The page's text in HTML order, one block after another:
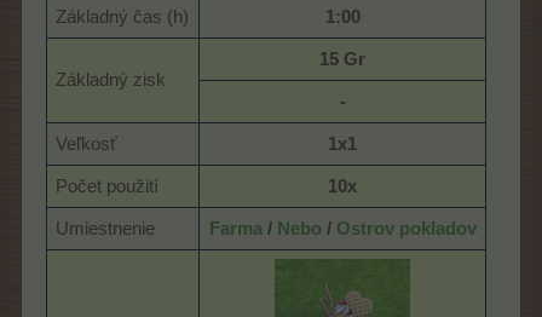
Základný čas (h) 1:00
Základný zisk
15 Gr
-
Veľkosť 1x1
Počet použití 10x
Umiestnenie Farma/ Nebo / Ostrov pokladov